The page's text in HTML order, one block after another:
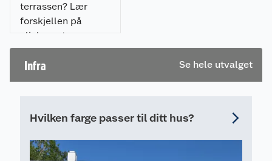
terrassen? Lær
forskjellen på
oljebasert og
vannbasert
terrassebeis, og
finn beisen som
Infra Se hele utvalget
Hvilken farge passer til ditt hus?